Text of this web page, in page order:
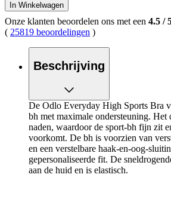
In Winkelwagen
Onze klanten beoordelen ons met een 4.5 /
( 25819 beoordelingen )
Beschrijving
De Odlo Everyday High Sports Bra
bh met maximale ondersteuning. Het
naden, waardoor de sport-bh fijn zit
voorkomt. De bh is voorzien van
en een verstelbare haak-en-oog-
gepersonaliseerde fit. De
aan de huid en is elastisch.